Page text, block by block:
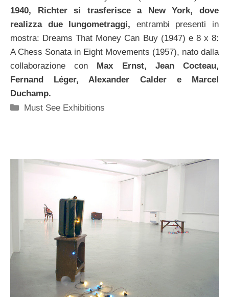
1940, Richter si trasferisce a New York, dove
realizza due lungometraggi, entrambi presenti in
mostra: Dreams That Money Can Buy (1947) e 8 x 8:
A Chess Sonata in Eight Movements (1957), nato dalla
collaborazione con Max Ernst, Jean Cocteau,
Fernand Léger, Alexander Calder e Marcel
Duchamp.
Categorie
Must See Exhibitions